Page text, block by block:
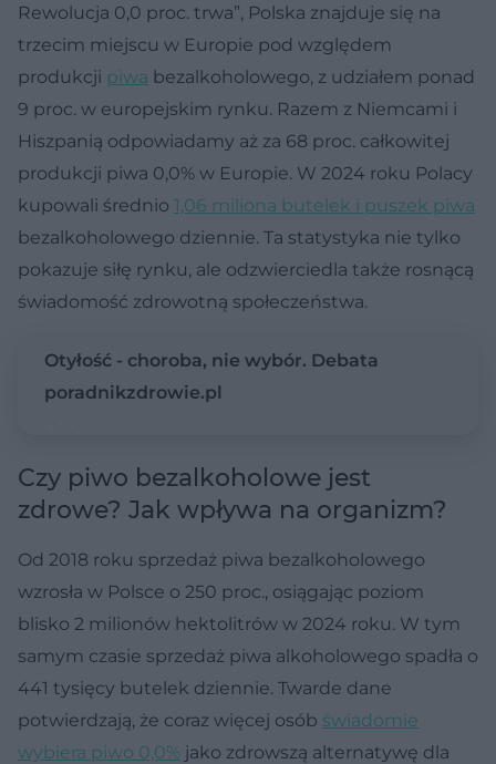
Rewolucja 0,0 proc. trwa”, Polska znajduje się na
trzecim miejscu w Europie pod względem
produkcji piwa bezalkoholowego, z udziałem ponad
9 proc. w europejskim rynku. Razem z Niemcami i
Hiszpanią odpowiadamy aż za 68 proc. całkowitej
produkcji piwa 0,0% w Europie. W 2024 roku Polacy
kupowali średnio 1,06 miliona butelek i puszek piwa
bezalkoholowego dziennie. Ta statystyka nie tylko
pokazuje siłę rynku, ale odzwierciedla także rosnącą
świadomość zdrowotną społeczeństwa.
Otyłość - choroba, nie wybór. Debata
poradnikzdrowie.pl
Czy piwo bezalkoholowe jest
zdrowe? Jak wpływa na organizm?
Od 2018 roku sprzedaż piwa bezalkoholowego
wzrosła w Polsce o 250 proc., osiągając poziom
blisko 2 milionów hektolitrów w 2024 roku. W tym
samym czasie sprzedaż piwa alkoholowego spadła o
441 tysięcy butelek dziennie. Twarde dane
potwierdzają, że coraz więcej osób świadomie
wybiera piwo 0,0% jako zdrowszą alternatywę dla